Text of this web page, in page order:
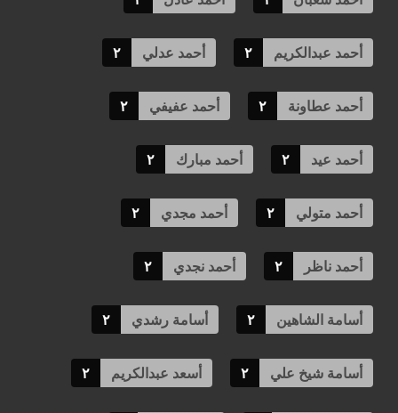
أحمد عبدالكريم ٢ أحمد عدلي ٢
أحمد عطاونة ٢ أحمد عفيفي ٢
أحمد عيد ٢ أحمد مبارك ٢
أحمد متولي ٢ أحمد مجدي ٢
أحمد ناظر ٢ أحمد نجدي ٢
أسامة الشاهين ٢ أسامة رشدي ٢
أسامة شيخ علي ٢ أسعد عبدالكريم ٢